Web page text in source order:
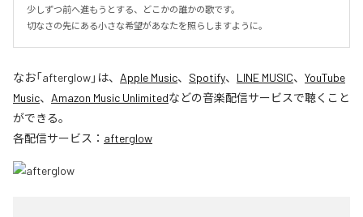
少しずつ前へ進もうとする、どこかの誰かの歌です。
切なさの先にある小さな希望があなたを照らしますように。
なお「afterglow」は、 Apple Music、 Spotify、 LINE MUSIC、 YouTube
Music、 Amazon Music Unlimitedなどの音楽配信サービスで聴くこと
ができる。
各配信サービス： afterglow